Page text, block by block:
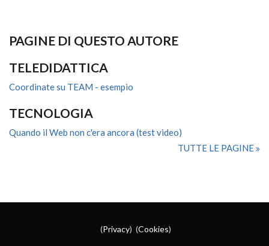
PAGINE DI QUESTO AUTORE
TELEDIDATTICA
Coordinate su TEAM - esempio
TECNOLOGIA
Quando il Web non c'era ancora (test video)
TUTTE LE PAGINE
(Privacy) (Cookies)